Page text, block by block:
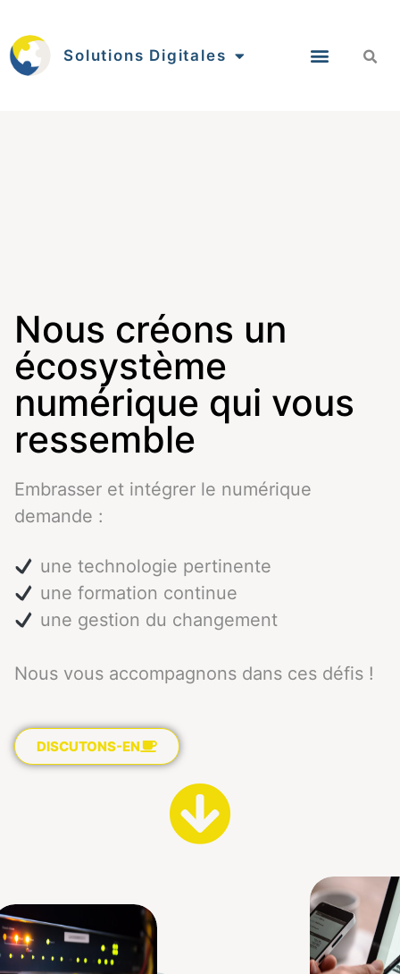
Solutions Digitales
Nous créons un
écosystème
numérique qui vous
ressemble
Embrasser et intégrer le numérique
demande :
une technologie pertinente
une formation continue
une gestion du changement
Nous vous accompagnons dans ces défis !
DISCUTONS-EN